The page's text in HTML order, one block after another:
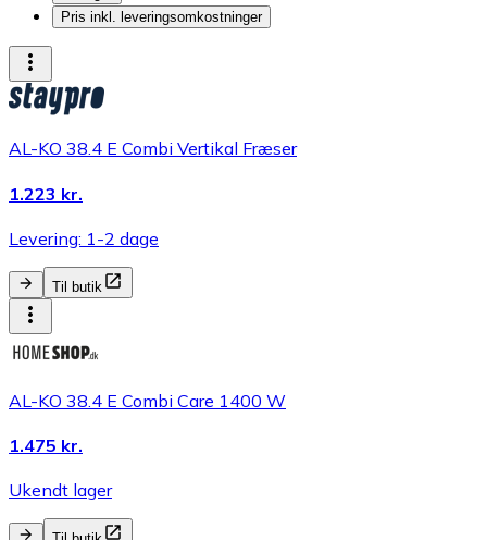
Pris inkl. leveringsomkostninger
AL-KO 38.4 E Combi Vertikal Fræser
1.223 kr.
Levering: 1-2 dage
Til butik
AL-KO 38.4 E Combi Care 1400 W
1.475 kr.
Ukendt lager